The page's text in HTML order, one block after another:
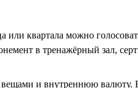
или квартала можно
в тренажёрный зал,
и внутреннюю валюту.